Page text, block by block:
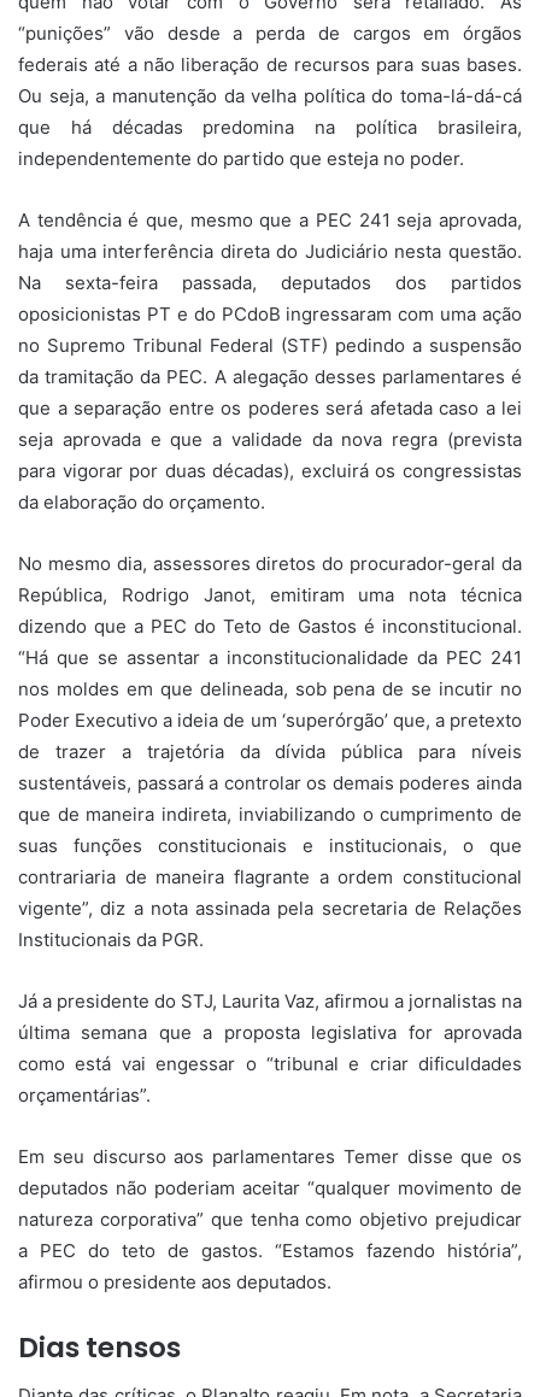
“punições” vão desde a perda de cargos em órgãos
federais até a não liberação de recursos para suas bases.
Ou seja, a manutenção da velha política do toma-lá-dá-cá
que há décadas predomina na política brasileira,
independentemente do partido que esteja no poder.
A tendência é que, mesmo que a PEC 241 seja aprovada,
haja uma interferência direta do Judiciário nesta questão.
Na sexta-feira passada, deputados dos partidos
oposicionistas PT e do PCdoB ingressaram com uma ação
no Supremo Tribunal Federal (STF) pedindo a suspensão
da tramitação da PEC. A alegação desses parlamentares é
que a separação entre os poderes será afetada caso a lei
seja aprovada e que a validade da nova regra (prevista
para vigorar por duas décadas), excluirá os congressistas
da elaboração do orçamento.
No mesmo dia, assessores diretos do procurador-geral da
República, Rodrigo Janot, emitiram uma nota técnica
dizendo que a PEC do Teto de Gastos é inconstitucional.
“Há que se assentar a inconstitucionalidade da PEC 241
nos moldes em que delineada, sob pena de se incutir no
Poder Executivo a ideia de um ‘superórgão’ que, a pretexto
de trazer a trajetória da dívida pública para níveis
sustentáveis, passará a controlar os demais poderes ainda
que de maneira indireta, inviabilizando o cumprimento de
suas funções constitucionais e institucionais, o que
contrariaria de maneira flagrante a ordem constitucional
vigente”, diz a nota assinada pela secretaria de Relações
Institucionais da PGR.
Já a presidente do STJ, Laurita Vaz, afirmou a jornalistas na
última semana que a proposta legislativa for aprovada
como está vai engessar o “tribunal e criar dificuldades
orçamentárias”.
Em seu discurso aos parlamentares Temer disse que os
deputados não poderiam aceitar “qualquer movimento de
natureza corporativa” que tenha como objetivo prejudicar
a PEC do teto de gastos. “Estamos fazendo história”,
afirmou o presidente aos deputados.
Dias tensos